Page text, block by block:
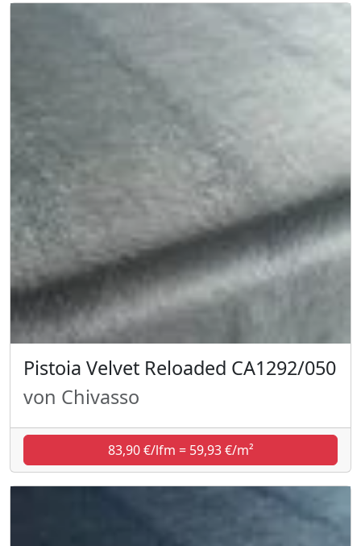
Pistoia Velvet Reloaded CA1292/050
von Chivasso
83,90 €/lfm = 59,93 €/m²